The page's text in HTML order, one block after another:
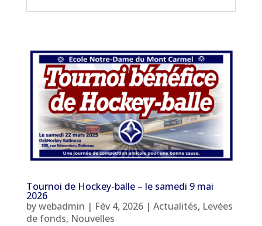
Tournoi de Hockey-balle – le samedi 9 mai
2026
bywebadmin | Fév 4, 2026| Actualités, Levées
de fonds, Nouvelles